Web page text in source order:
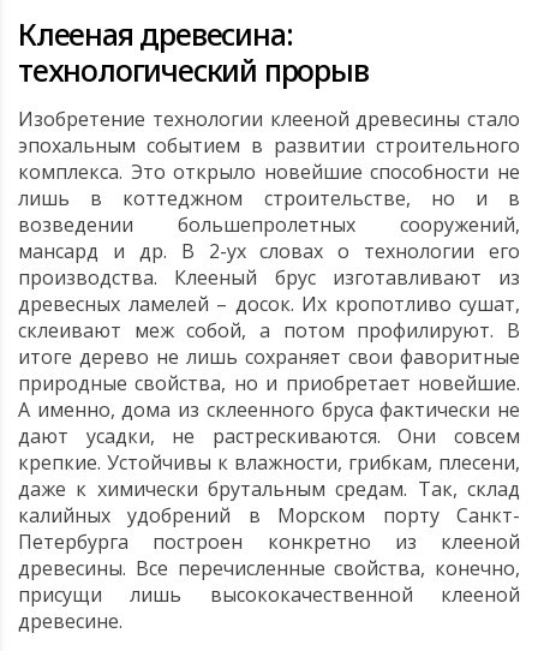
Клееная древесина:
технологический прорыв
Изобретение технологии клееной древесины стало
эпохальным событием в развитии строительного
комплекса. Это открыло новейшие способности не
лишь в коттеджном строительстве, но и в
возведении большепролетных сооружений,
мансард и др. В 2-ух словах о технологии его
производства. Клееный брус изготавливают из
древесных ламелей – досок. Их кропотливо сушат,
склеивают меж собой, а потом профилируют. В
итоге дерево не лишь сохраняет свои фаворитные
природные свойства, но и приобретает новейшие.
А именно, дома из склеенного бруса фактически не
дают усадки, не растрескиваются. Они совсем
крепкие. Устойчивы к влажности, грибкам, плесени,
даже к химически брутальным средам. Так, склад
калийных удобрений в Морском порту Санкт-
Петербурга построен конкретно из клееной
древесины. Все перечисленные свойства, конечно,
присущи лишь высококачественной клееной
древесине.